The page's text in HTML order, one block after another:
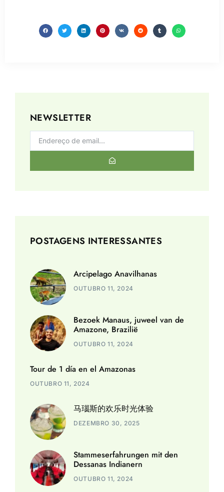
NEWSLETTER
POSTAGENS INTERESSANTES
Arcipelago Anavilhanas
OUTUBRO 11, 2024
Bezoek Manaus, juweel van de
Amazone, Brazilië
OUTUBRO 11, 2024
Tour de 1 día en el Amazonas
OUTUBRO 11, 2024
马瑙斯的欢乐时光体验
DEZEMBRO 30, 2025
Stammeserfahrungen mit den
Dessanas Indianern
OUTUBRO 11, 2024